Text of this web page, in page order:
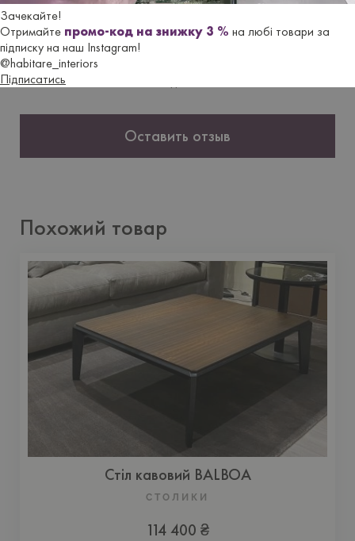
Зачекайте!
Отримайте промо-код на знижку 3 % на любі товари за
підписку на наш Instagram!
@habitare_interiors
Підписатись
Отзывы
Еще не добавлено ни одного отзыва. Будьте первым, кто
Оставить отзыв
Похожий товар
Стіл кавовий BALBOA
СТОЛИКИ
114 400 ₴